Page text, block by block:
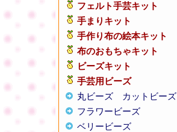
フェルト手芸キット
手まりキット
手作り布の絵本キット
布のおもちゃキット
ビーズキット
手芸用ビーズ
丸ビーズ
カットビーズ
フラワービーズ
ベリービーズ